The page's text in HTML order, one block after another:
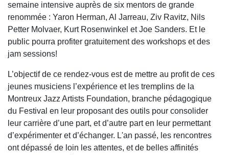
semaine intensive auprès de six mentors de grande
renommée : Yaron Herman, Al Jarreau, Ziv Ravitz, Nils
Petter Molvaer, Kurt Rosenwinkel et Joe Sanders. Et le
public pourra profiter gratuitement des workshops et des
jam sessions!
L’objectif de ce rendez-vous est de mettre au profit de ces
jeunes musiciens l’expérience et les tremplins de la
Montreux Jazz Artists Foundation, branche pédagogique
du Festival en leur proposant des outils pour consolider
leur carrière d’une part, et d’autre part en leur permettant
d’expérimenter et d’échanger. L'an passé, les rencontres
ont dépassé de loin les attentes, et de belles affinités